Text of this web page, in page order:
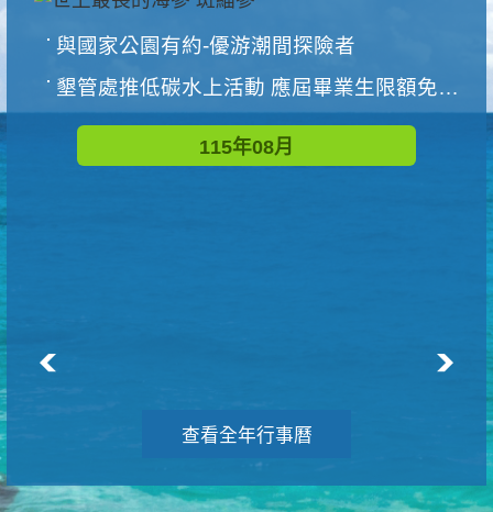
與國家公園有約-優游潮間探險者
墾管處推低碳水上活動 應屆畢業生限額免費參加
115年08月
查看全年行事曆